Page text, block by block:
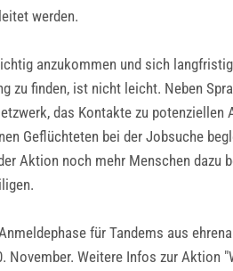
werden.
anzukommen und sich
zu finden, ist nicht leicht. Neben
das Kontakte zu potenziellen
Geflüchteten bei der Jobsuche
Aktion noch mehr Menschen dazu
für Tandems aus
Weitere Infos zur Aktion